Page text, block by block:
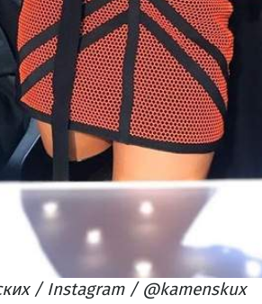
/ Instagram / @kamenskux